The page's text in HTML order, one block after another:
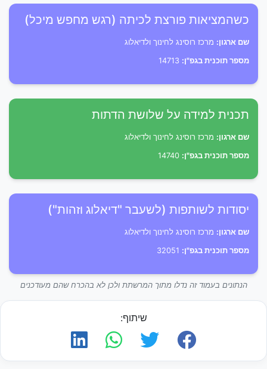
כשהמציאות פורצת לכיתה (רגש מחפש מיכל)
שם ארגון: מרכז רוסינג לחינוך ולדיאלוג
מספר תוכנית בגפ"ן:
תכנית למידה על שלושת הדתות
שם ארגון: מרכז רוסינג לחינוך ולדיאלוג
מספר תוכנית בגפ"ן:
יסודות לשותפות (לשעבר "דיאלוג וזהות")
שם ארגון: מרכז רוסינג לחינוך ולדיאלוג
מספר תוכנית בגפ"ן:
הנתונים בעמוד זה נדלו מתוך המרשתת ולכן לא בהכרח שהם מעודכנים
שיתוף: